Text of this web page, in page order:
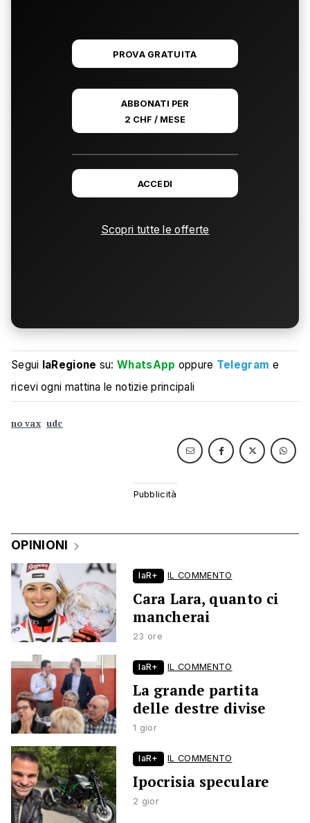
PROVA GRATUITA
ABBONATI PER
2 CHF / MESE
ACCEDI
Scopri tutte le offerte
Segui laRegione su:WhatsApp oppure Telegram e
ricevi ogni mattina le notizie principali
no vax udc
OPINIONI
laR+ IL COMMENTO
Cara Lara, quanto ci
mancherai
23 ore
laR+ IL COMMENTO
La grande partita
delle destre divise
1 gior
laR+ IL COMMENTO
Ipocrisia speculare
2 gior